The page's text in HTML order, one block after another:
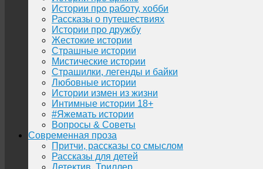
Истории про работу, хобби
Рассказы о путешествиях
Истории про дружбу
Жестокие истории
Страшные истории
Мистические истории
Страшилки, легенды и байки
Любовные истории
Истории измен из жизни
Интимные истории 18+
#Яжемать истории
Вопросы & Советы
Современная проза
Притчи, рассказы со смыслом
Рассказы для детей
Детектив, Триллер